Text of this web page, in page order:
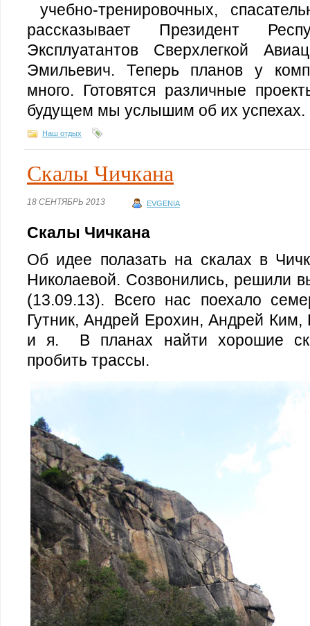
учебно-тренировочных,
рассказывает Президент
Эксплуатантов Сверхлегкой
Эмильевич. Теперь планов у
много. Готовятся различные
будущем мы услышим об их успехах.
Наш отдых
Скалы Чичкана
18 СЕНТЯБРЬ 2013 EVGENIA
Скалы Чичкана
Об идее полазать на скалах в
Николаевой. Созвонились, решили
(13.09.13). Всего нас поехало
Гутник, Андрей Ерохин, Андрей
и я. В планах найти хорошие
пробить трассы.